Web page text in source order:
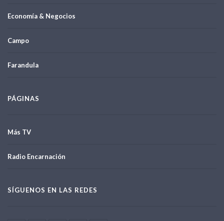
Economía & Negocios
Campo
Farandula
PÁGINAS
Más TV
Radio Encarnación
SÍGUENOS EN LAS REDES